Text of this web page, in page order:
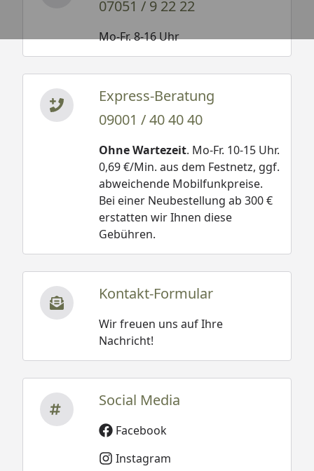
07051 / 9 22 22
Mo-Fr. 8-16 Uhr
Express-Beratung
09001 / 40 40 40
Ohne Wartezeit. Mo-Fr. 10-15 Uhr.
0,69 €/Min. aus dem Festnetz, ggf.
abweichende Mobilfunkpreise.
Bei einer Neubestellung ab 300 €
erstatten wir Ihnen diese
Gebühren.
Kontakt-Formular
Wir freuen uns auf Ihre
Nachricht!
Social Media
Facebook
Instagram